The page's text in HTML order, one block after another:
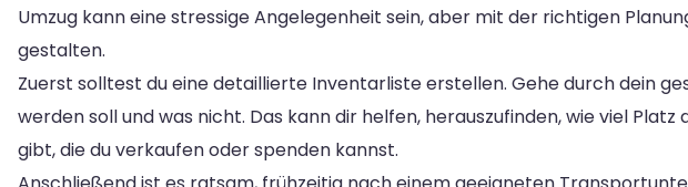
Umzug kann eine stressige Angelegenheit sein, aber mit der richtigen
gestalten.
Zuerst solltest du eine detaillierte Inventarliste erstellen. Gehe durch dein
werden soll und was nicht. Das kann dir helfen, herauszufinden, wie viel
gibt, die du verkaufen oder spenden kannst.